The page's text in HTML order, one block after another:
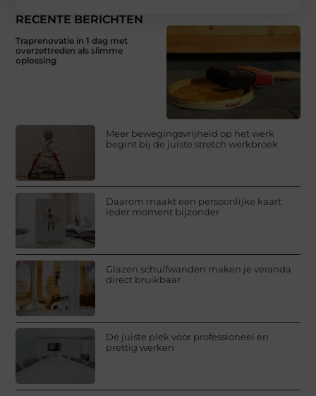
RECENTE BERICHTEN
Traprenovatie in 1 dag met
overzettreden als slimme
oplossing
Meer bewegingsvrijheid op het werk
begint bij de juiste stretch werkbroek
Daarom maakt een persoonlijke kaart
ieder moment bijzonder
Glazen schuifwanden maken je veranda
direct bruikbaar
De juiste plek voor professioneel en
prettig werken